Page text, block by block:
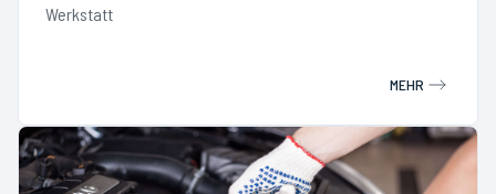
Werkstatt
MEHR